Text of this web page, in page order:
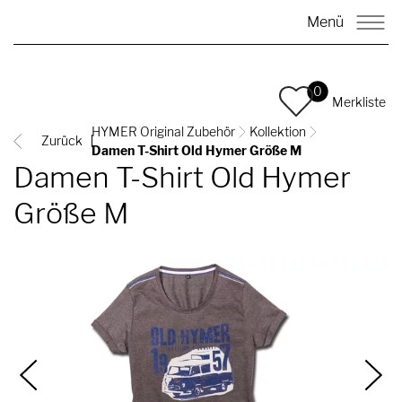
Menü
0
Merkliste
Zurück
HYMER Original Zubehör
Kollektion
Damen T-Shirt Old Hymer Größe M
Damen T-Shirt Old Hymer
Größe M